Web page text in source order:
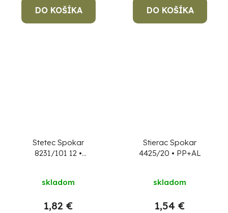
DO KOŠÍKA DO KOŠÍKA
Stetec Spokar
8231/101 12 •
skladom
1,82 €
Stierac Spokar
4425/20 • PP+AL
skladom
1,54 €